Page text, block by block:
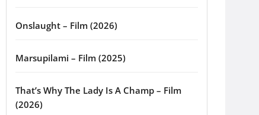
Onslaught – Film (2026)
Marsupilami – Film (2025)
That’s Why The Lady Is A Champ – Film
(2026)